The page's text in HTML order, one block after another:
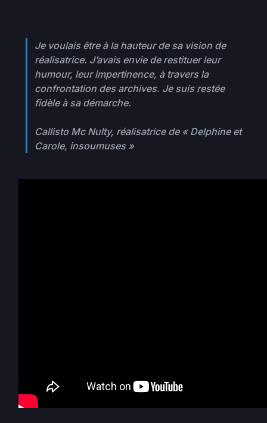
Je voulais être à la hauteur de sa vision de
réalisatrice. J’avais envie de restituer leur
humour, leur impertinence, à travers la
confrontation des archives. Je suis restée
fidèle à sa démarche.
Callisto Mc Nulty, réalisatrice de « Delphine et
Carole, insoumuses »